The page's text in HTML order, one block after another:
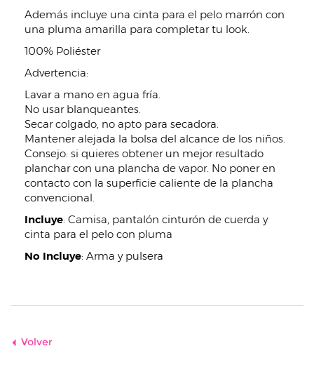
Además incluye una cinta para el pelo marrón con
una pluma amarilla para completar tu look.
100% Poliéster
Advertencia:
Lavar a mano en agua fría.
No usar blanqueantes.
Secar colgado, no apto para secadora.
Mantener alejada la bolsa del alcance de los niños.
Consejo: si quieres obtener un mejor resultado
planchar con una plancha de vapor. No poner en
contacto con la superficie caliente de la plancha
convencional.
Incluye: Camisa, pantalón cinturón de cuerda y
cinta para el pelo con pluma
No Incluye: Arma y pulsera
Volver